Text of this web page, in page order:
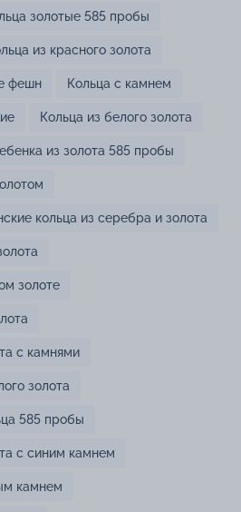
золотые 585 пробы
из красного золота
фешн Кольца с камнем
Кольца из белого золота
из золота 585 пробы
кольца из серебра и золота
золоте
с камнями
золота
585 пробы
с синим камнем
камнем